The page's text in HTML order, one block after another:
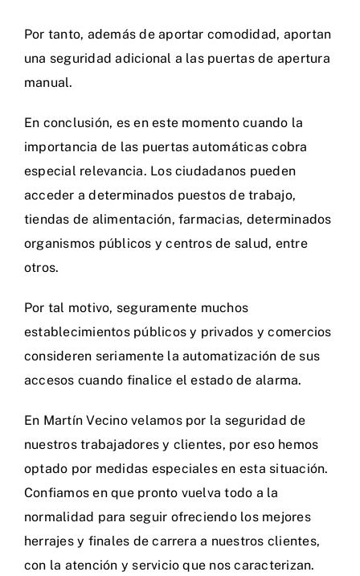
Por tanto, además de aportar comodidad, aportan
una seguridad adicional a las puertas de apertura
manual.
En conclusión, es en este momento cuando la
importancia de las puertas automáticas cobra
especial relevancia. Los ciudadanos pueden
acceder a determinados puestos de trabajo,
tiendas de alimentación, farmacias, determinados
organismos públicos y centros de salud, entre
otros.
Por tal motivo, seguramente muchos
establecimientos públicos y privados y comercios
consideren seriamente la automatización de sus
accesos cuando finalice el estado de alarma.
En Martín Vecinovelamos por la seguridad de
nuestros trabajadores y clientes, por eso hemos
optado por medidas especialesen esta situación.
Confiamos en que pronto vuelva todo a la
normalidad para seguir ofreciendo los mejores
herrajes y finales de carrera a nuestros clientes,
con la atención y servicio que nos caracterizan.